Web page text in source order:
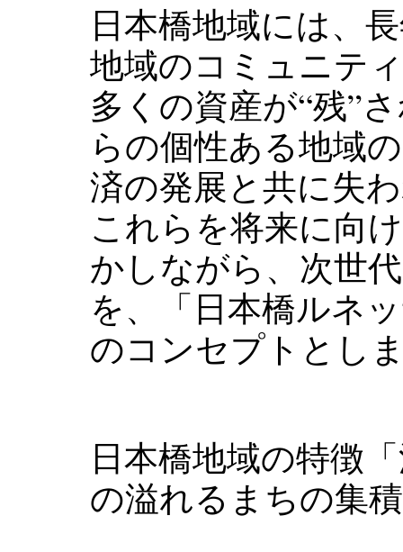
日本橋地域には、
地域のコミュニテ
多くの資産が“残”
らの個性ある地域
済の発展と共に失
これらを将来に向
かしながら、次世
を、「日本橋ルネ
のコンセプトとし
日本橋地域の特徴
の溢れるまちの集